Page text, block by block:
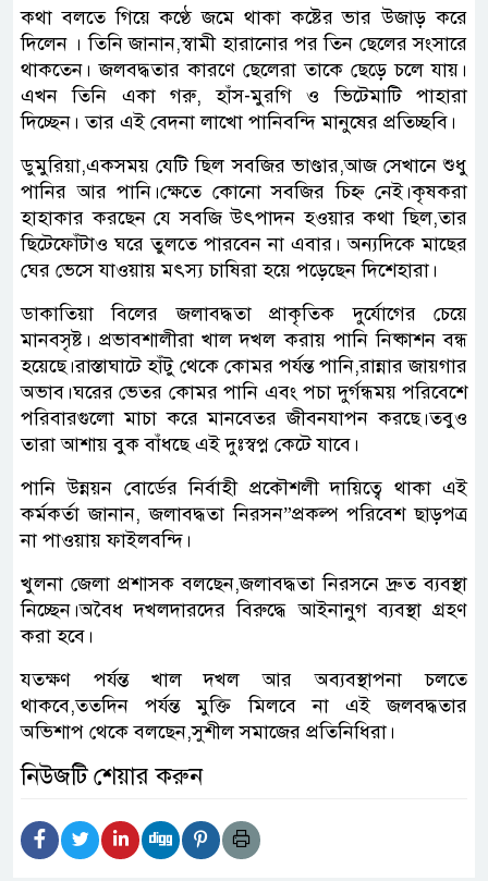
কথা বলতে গিয়ে কণ্ঠে জমে থাকা কষ্টের ভার উজাড় করে
দিলেন । তিনি জানান,স্বামী হারানোর পর তিন ছেলের সংসারে
থাকতেন। জলবদ্ধতার কারণে ছেলেরা তাকে ছেড়ে চলে যায়।
এখন তিনি একা গরু, হাঁস-মুরগি ও ভিটেমাটি পাহারা
দিচ্ছেন। তার এই বেদনা লাখো পানিবন্দি মানুষের প্রতিচ্ছবি।
ডুমুরিয়া,একসময় যেটি ছিল সবজির ভাণ্ডার,আজ সেখানে শুধু
পানির আর পানি।ক্ষেতে কোনো সবজির চিহ্ন নেই।কৃষকরা
হাহাকার করছেন যে সবজি উৎপাদন হওয়ার কথা ছিল,তার
ছিটেফোঁটাও ঘরে তুলতে পারবেন না এবার। অন্যদিকে মাছের
ঘের ভেসে যাওয়ায় মৎস্য চাষিরা হয়ে পড়েছেন দিশেহারা।
ডাকাতিয়া বিলের জলাবদ্ধতা প্রাকৃতিক দুর্যোগের চেয়ে
মানবসৃষ্ট। প্রভাবশালীরা খাল দখল করায় পানি নিষ্কাশন বন্ধ
হয়েছে।রাস্তাঘাটে হাঁটু থেকে কোমর পর্যন্ত পানি,রান্নার জায়গার
অভাব।ঘরের ভেতর কোমর পানি এবং পচা দুর্গন্ধময় পরিবেশে
পরিবারগুলো মাচা করে মানবেতর জীবনযাপন করছে।তবুও
তারা আশায় বুক বাঁধছে এই দুঃস্বপ্ন কেটে যাবে।
পানি উন্নয়ন বোর্ডের নির্বাহী প্রকৌশলী দায়িত্বে থাকা এই
কর্মকর্তা জানান, জলাবদ্ধতা নিরসন”প্রকল্প পরিবেশ ছাড়পত্র
না পাওয়ায় ফাইলবন্দি।
খুলনা জেলা প্রশাসক বলছেন,জলাবদ্ধতা নিরসনে দ্রুত ব্যবস্থা
নিচ্ছেন।অবৈধ দখলদারদের বিরুদ্ধে আইনানুগ ব্যবস্থা গ্রহণ
করা হবে।
যতক্ষণ পর্যন্ত খাল দখল আর অব্যবস্থাপনা চলতে
থাকবে,ততদিন পর্যন্ত মুক্তি মিলবে না এই জলবদ্ধতার
অভিশাপ থেকে বলছেন,সুশীল সমাজের প্রতিনিধিরা।
নিউজটি শেয়ার করুন